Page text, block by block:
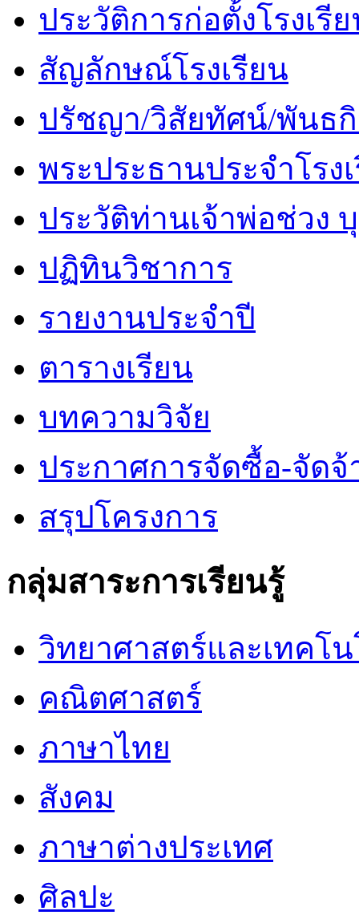
ประวัติการก่อตั้งโรงเรี
สัญลักษณ์โรงเรียน
ปรัชญา/วิสัยทัศน์/พันธ
พระประธานประจำโรง
ประวัติท่านเจ้าพ่อช่วง
ปฏิทินวิชาการ
รายงานประจำปี
ตารางเรียน
บทความวิจัย
ประกาศการจัดซื้อ-จัดจ้
สรุปโครงการ
กลุ่มสาระการเรียนรู้
วิทยาศาสตร์และเทคโ
คณิตศาสตร์
ภาษาไทย
สังคม
ภาษาต่างประเทศ
ศิลปะ